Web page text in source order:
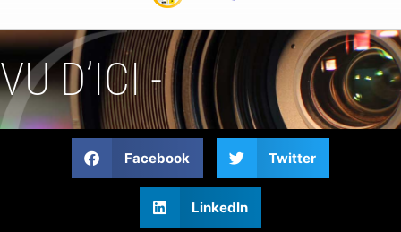
VU D’ICI -
Facebook Twitter
LinkedIn